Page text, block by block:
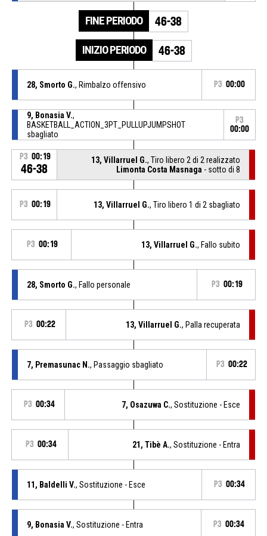
FINE PERIODO 46-38
INIZIO PERIODO 46-38
28, Smorto G., Rimbalzo offensivo P3 00:00
9, Bonasia V.,
BASKETBALL_ACTION_3PT_PULLUPJUMPSHOT
sbagliato
P3
00:00
P3 00:19
46-38
13, Villarruel G., Tiro libero 2 di 2 realizzato
Limonta Costa Masnaga - sotto di 8
P3 00:19 13, Villarruel G., Tiro libero 1 di 2 sbagliato
P3 00:19 13, Villarruel G., Fallo subito
28, Smorto G., Fallo personale P3 00:19
P3 00:22 13, Villarruel G., Palla recuperata
7, Premasunac N., Passaggio sbagliato P3 00:22
P3 00:34 7, Osazuwa C., Sostituzione - Esce
P3 00:34 21, Tibè A., Sostituzione - Entra
11, Baldelli V., Sostituzione - Esce P3 00:34
9, Bonasia V., Sostituzione - Entra P3 00:34